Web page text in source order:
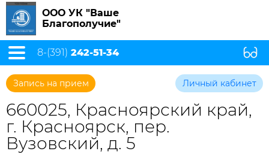
ООО УК "Ваше
Благополучие"
8-(391) 242-51-34
Запись на прием Личный кабинет
660025, Красноярский край,
г. Красноярск, пер.
Вузовский, д. 5